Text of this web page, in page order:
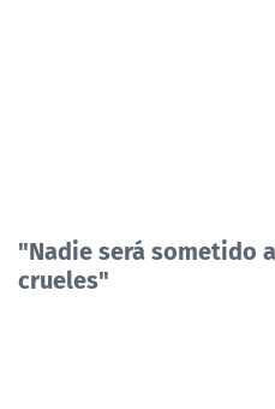
"Nadie será sometido
crueles"